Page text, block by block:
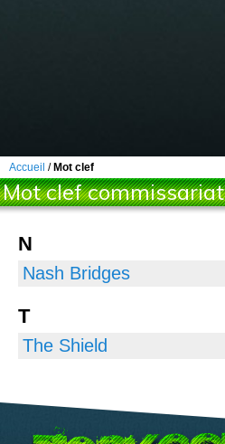
Accueil / Mot clef
Mot clef commissariat
N
Nash Bridges
T
The Shield